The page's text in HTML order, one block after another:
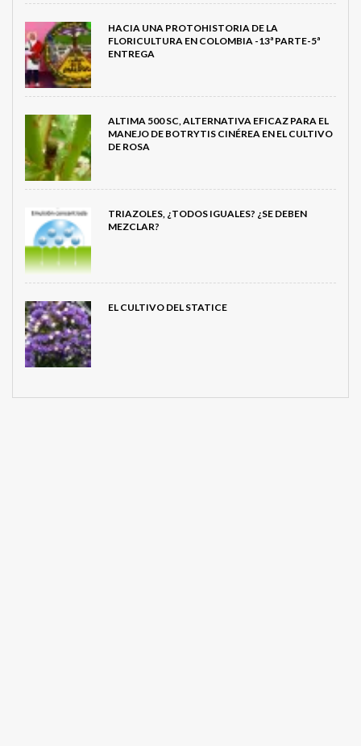
HACIA UNA PROTOHISTORIA DE LA
FLORICULTURA EN COLOMBIA -13ª PARTE-5ª
ENTREGA
ALTIMA 500 SC, ALTERNATIVA EFICAZ PARA EL
MANEJO DE BOTRYTIS CINÉREA EN EL CULTIVO
DE ROSA
TRIAZOLES, ¿TODOS IGUALES? ¿SE DEBEN
MEZCLAR?
EL CULTIVO DEL STATICE